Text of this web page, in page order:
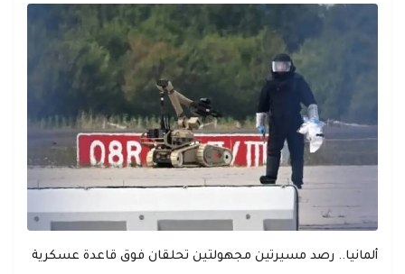
ألمانيا.. رصد مسيرتين مجهولتين تحلقان فوق قاعدة عسكرية